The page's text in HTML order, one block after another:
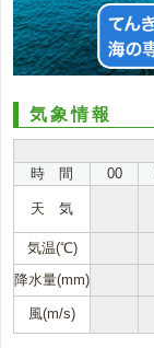
気象情報
時 間
00
天 気
気温(℃)
降水量(mm)
風(m/s)